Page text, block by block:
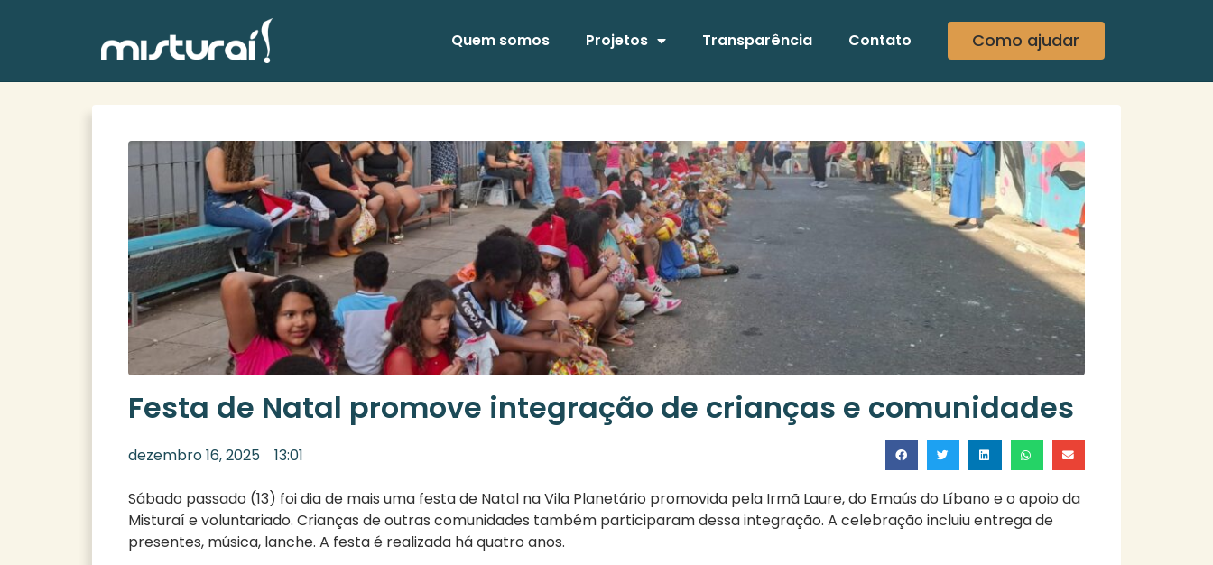
Quem somos Projetos Transparência Contato Como ajudar
Festa de Natal promove integração de crianças e comunidades
dezembro 16, 2025 13:01
Sábado passado (13) foi dia de mais uma festa de Natal na Vila Planetário promovida pela Irmã Laure, do Emaús do Líbano e o apoio da
Misturaí e voluntariado. Crianças de outras comunidades também participaram dessa integração. A celebração incluiu entrega de
presentes, música, lanche. A festa é realizada há quatro anos.